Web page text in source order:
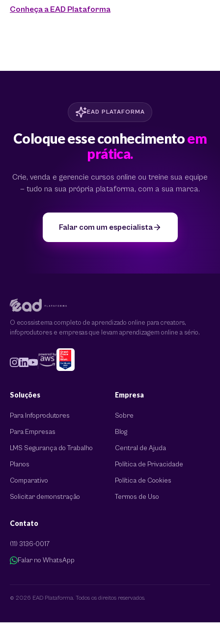
Conheça a EAD Plataforma
EAD PLATAFORMA
Coloque esse conhecimentoem
prática.
Crie, venda e gerencie cursos online ou treine sua equipe
— tudo na sua própria plataforma, com a sua marca.
Falar com um especialista
O ecossistema completo de aprendizado online para creators,
infoprodutores e empresas que levam aprendizagem online a sério.
Soluções
Para Infoprodutores
Para Empresas
LMS Segurança do Trabalho
Planos
Comparativo
Solicitar demonstração
Empresa
Sobre
Blog
Central de Ajuda
Política de Privacidade
Política de Cookies
Termos de Uso
Contato
(11) 3136-0017
Falar no WhatsApp
© 2026 EAD Plataforma. Todos os direitos reservados.